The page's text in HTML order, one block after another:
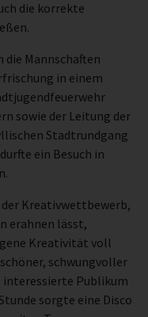
die korrekte
Mannschaften
in einem
sowie der Leitung der
Stadtrundgang
ein Besuch in
der Kreativwettbewerb,
erahnen lässt,
Kreativität voll
schwungvoller
interessierte Publikum
sorgte eine Disco